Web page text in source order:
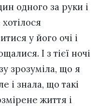
одного за руки і
у його очі і
І з тієї ночі
зрозуміла, що я
і знала, що такі
життя і